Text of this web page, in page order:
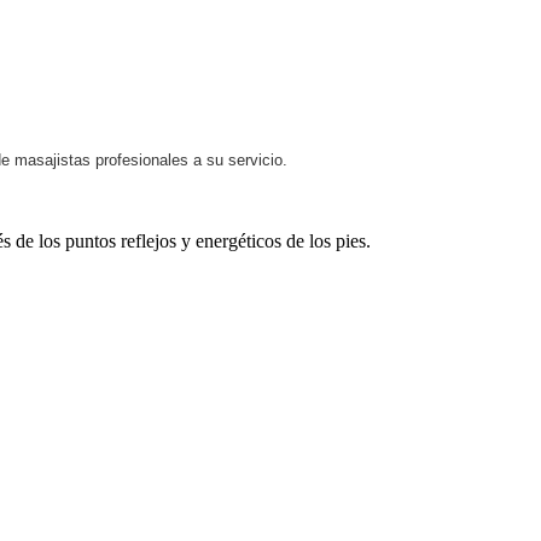
masajistas profesionales a su servicio.
de los puntos reflejos y energéticos de los pies.